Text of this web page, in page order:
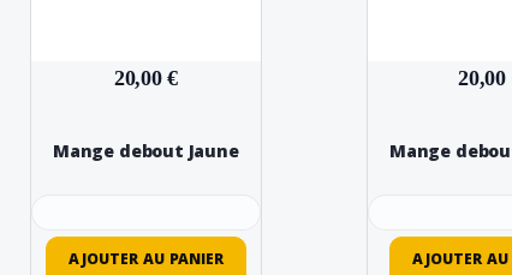
20,00 €
Mange debout Jaune
AJOUTER AU PANIER
20,00
Mange
AJOUTER